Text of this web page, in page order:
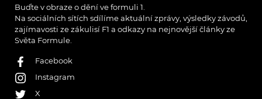
Buďte v obraze o dění ve formuli 1.
Na sociálních sítích sdílíme aktuální zprávy, výsledky závodů,
zajímavosti ze zákulisí F1 a odkazy na nejnovější články ze
Světa Formule.
Facebook
Instagram
X